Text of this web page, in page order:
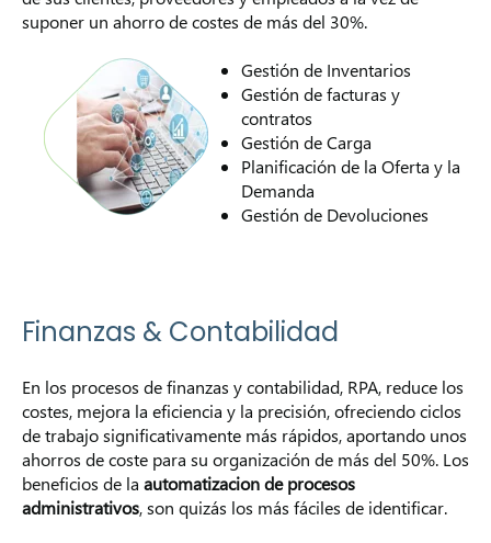
suponer un ahorro de costes de más del 30%.
Gestión de Inventarios
Gestión de facturas y
contratos
Gestión de Carga
Planificación de la Oferta y la
Demanda
Gestión de Devoluciones
Finanzas & Contabilidad
En los procesos de finanzas y contabilidad, RPA, reduce los
costes, mejora la eficiencia y la precisión, ofreciendo ciclos
de trabajo significativamente más rápidos, aportando unos
ahorros de coste para su organización de más del 50%. Los
beneficios de la automatizacion de procesos
administrativos, son quizás los más fáciles de identificar.